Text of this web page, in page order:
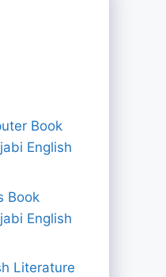
Book
English
Book
English
Literature